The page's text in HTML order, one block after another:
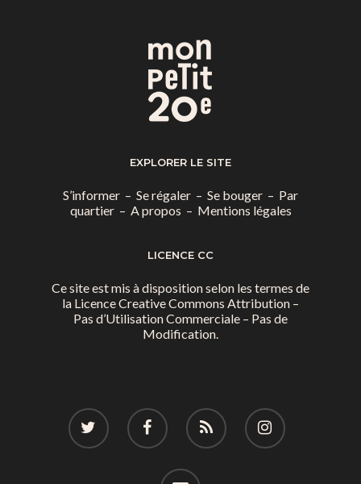
EXPLORER LE SITE
S’informer – Se régaler – Se bouger – Par
quartier– A propos – Mentions légales
LICENCE CC
Ce site est mis à disposition selon les termes de
la Licence Creative Commons Attribution –
Pas d’Utilisation Commerciale – Pas de
Modification.